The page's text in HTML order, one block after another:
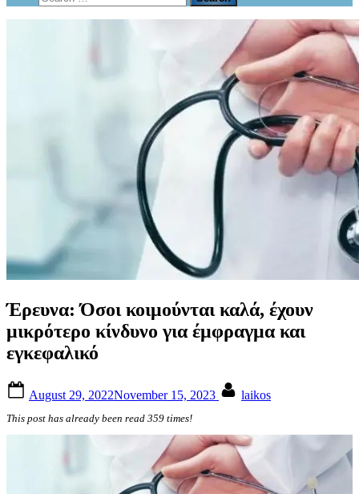
for:
Έρευνα: Όσοι κοιμούνται καλά, έχουν
μικρότερο κίνδυνο για έμφραγμα και
εγκεφαλικό
on
August 29, 2022November 15, 2023 laikos
This post has already been read 359 times!